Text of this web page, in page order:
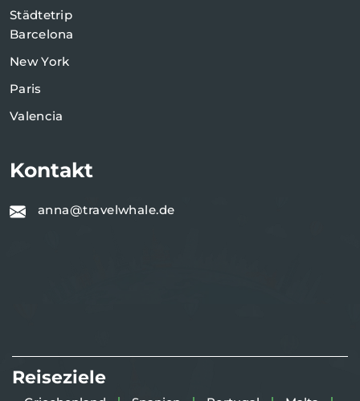
Städtetrip
Barcelona
New York
Paris
Valencia
Kontakt
anna@travelwhale.de
Reiseziele